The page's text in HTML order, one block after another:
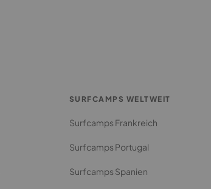
SURFCAMPS WELTWEIT
Surfcamps Frankreich
Surfcamps Portugal
Surfcamps Spanien